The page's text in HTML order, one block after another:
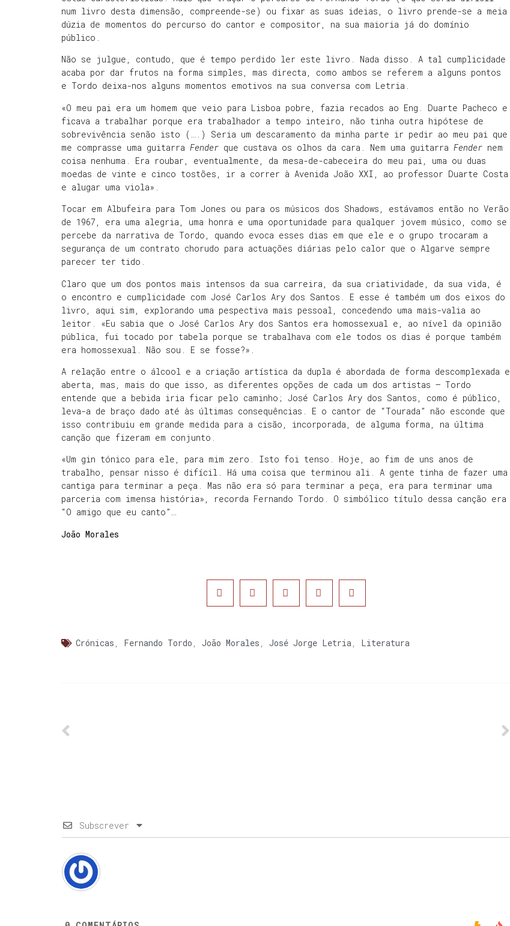
num livro desta dimensão, compreende-se) ou fixar as suas ideias, o livro prende-se a meia
dúzia de momentos do percurso do cantor e compositor, na sua maioria já do domínio
público.
Não se julgue, contudo, que é tempo perdido ler este livro. Nada disso. A tal cumplicidade
acaba por dar frutos na forma simples, mas directa, como ambos se referem a alguns pontos
e Tordo deixa-nos alguns momentos emotivos na sua conversa com Letria.
«O meu pai era um homem que veio para Lisboa pobre, fazia recados ao Eng. Duarte Pacheco e
ficava a trabalhar porque era trabalhador a tempo inteiro, não tinha outra hipótese de
sobrevivência senão isto (….) Seria um descaramento da minha parte ir pedir ao meu pai que
me comprasse uma guitarra Fender que custava os olhos da cara. Nem uma guitarra Fender nem
coisa nenhuma. Era roubar, eventualmente, da mesa-de-cabeceira do meu pai, uma ou duas
moedas de vinte e cinco tostões, ir a correr à Avenida João XXI, ao professor Duarte Costa
e alugar uma viola».
Tocar em Albufeira para Tom Jones ou para os músicos dos Shadows, estávamos então no Verão
de 1967, era uma alegria, uma honra e uma oportunidade para qualquer jovem músico, como se
percebe da narrativa de Tordo, quando evoca esses dias em que ele e o grupo trocaram a
segurança de um contrato chorudo para actuações diárias pelo calor que o Algarve sempre
parecer ter tido.
Claro que um dos pontos mais intensos da sua carreira, da sua criatividade, da sua vida, é
o encontro e cumplicidade com José Carlos Ary dos Santos. E esse é também um dos eixos do
livro, aqui sim, explorando uma pespectiva mais pessoal, concedendo uma mais-valia ao
leitor. «Eu sabia que o José Carlos Ary dos Santos era homossexual e, ao nível da opinião
pública, fui tocado por tabela porque se trabalhava com ele todos os dias é porque também
era homossexual. Não sou. E se fosse?».
A relação entre o álcool e a criação artística da dupla é abordada de forma descomplexada e
aberta, mas, mais do que isso, as diferentes opções de cada um dos artistas – Tordo
entende que a bebida iria ficar pelo caminho; José Carlos Ary dos Santos, como é público,
leva-a de braço dado até às últimas consequências. E o cantor de “Tourada” não esconde que
isso contribuiu em grande medida para a cisão, incorporada, de alguma forma, na última
canção que fizeram em conjunto.
«Um gin tónico para ele, para mim zero. Isto foi tenso. Hoje, ao fim de uns anos de
trabalho, pensar nisso é difícil. Há uma coisa que terminou ali. A gente tinha de fazer uma
cantiga para terminar a peça. Mas não era só para terminar a peça, era para terminar uma
parceria com imensa história», recorda Fernando Tordo. O simbólico título dessa canção era
“O amigo que eu canto”…
João Morales
Crónicas , Fernando Tordo , João Morales , José Jorge Letria, Literatura
Subscrever